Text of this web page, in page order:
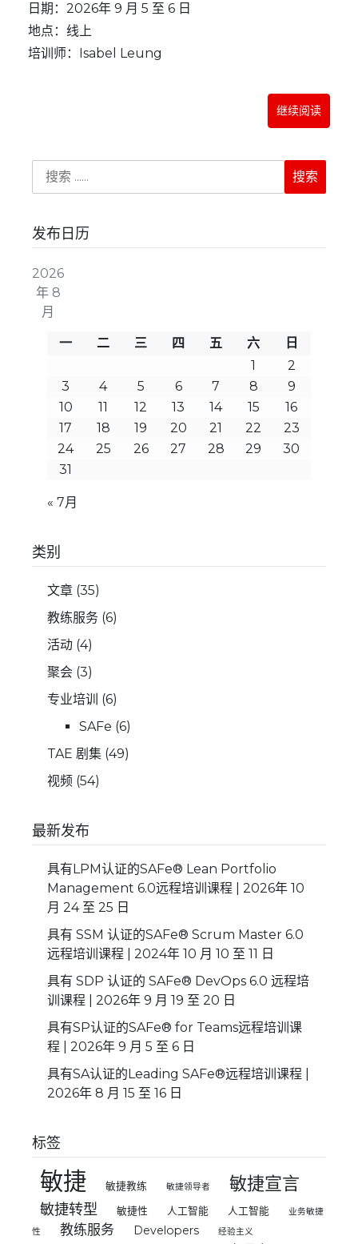
日期：2026年 9 月 5 至 6 日
地点：线上
培训师：Isabel Leung
继续阅读
发布日历
2026
年 8
月
一 二 三 四 五 六
日
1
2
3
4 5 6 7 8
9
10
11 12 13 14 15
16
17
18 19 20 21 22
23
24
25 26 27 28 29
30
31
« 7月
类别
文章(35)
教练服务(6)
活动(4)
聚会(3)
专业培训 (6)
SAFe (6)
TAE 剧集(49)
视频(54)
最新发布
具有LPM认证的SAFe® Lean Portfolio
Management 6.0远程培训课程 | 2026年 10
月 24 至 25 日
具有 SSM 认证的SAFe® Scrum Master 6.0
远程培训课程 | 2024年 10 月 10 至 11 日
具有 SDP 认证的 SAFe® DevOps 6.0 远程培
训课程 | 2026年 9 月 19 至 20 日
具有SP认证的SAFe® for Teams远程培训课
程 | 2026年 9 月 5 至 6 日
具有SA认证的Leading SAFe®远程培训课程 |
2026年 8 月 15 至 16 日
标签
敏捷 敏捷教练 敏捷领导者 敏捷宣言
敏捷转型 敏捷性 人工智能 人工智能
业务敏捷
性
教练服务 Developers 经验主义